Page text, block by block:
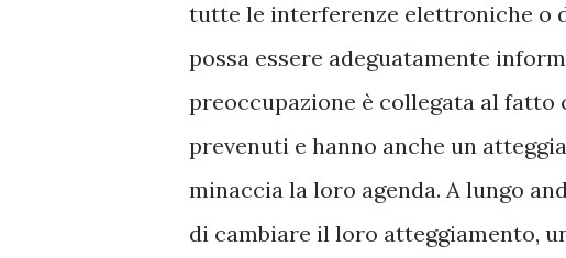
tutte le interferenze elettroniche o
possa essere adeguatamente
preoccupazione è collegata al
prevenuti e hanno anche un
minaccia la loro agenda. A lungo
di cambiare il loro atteggiamento,